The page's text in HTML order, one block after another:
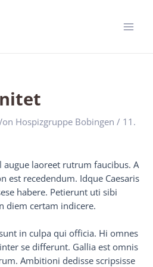
Hospizgruppe Bobingen / 11.
augue laoreet rutrum faucibus. A
est recedendum. Idque Caesaris
habere. Petierunt uti sibi
diem certam indicere.
in culpa qui officia. Hi omnes
se differunt. Gallia est omnis
Ambitioni dedisse scripsisse